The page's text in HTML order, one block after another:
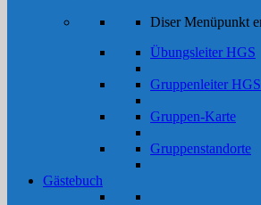
Diser Menüpunkt
Übungsleiter HGS
Gruppenleiter HGS
Gruppen-Karte
Gruppenstandorte
Gästebuch